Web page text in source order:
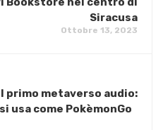
Siracusa
Ottobre 13, 2023
primo metaverso audio:
usa come PokèmonGo